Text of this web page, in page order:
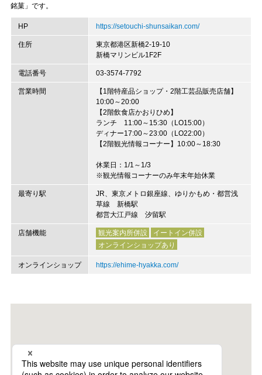
銘菓」です。
HP https://setouchi-shunsaikan.com/
住所
東京都港区新橋2-19-10
新橋マリンビル1F2F
電話番号 03-3574-7792
営業時間
【1階特産品ショップ・2階工芸品販売店舗】
10:00～20:00
【2階飲食店かおりひめ】
ランチ 11:00～15:30（LO15:00）
ディナー17:00～23:00（LO22:00）
【2階観光情報コーナー】10:00～18:30
休業日：1/1～1/3
※観光情報コーナーのみ年末年始休業
最寄り駅
JR、東京メトロ銀座線、ゆりかもめ・都営浅
草線 新橋駅
都営大江戸線 汐留駅
店舗機能 観光案内所併設
イートイン併設
オンラインショップあり
オンラインショップ https://ehime-hyakka.com/